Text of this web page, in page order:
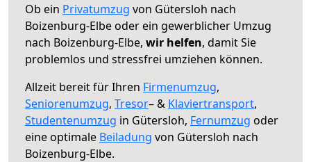
Ob ein Privatumzug von Gütersloh nach
Boizenburg-Elbe oder ein gewerblicher Umzug
nach Boizenburg-Elbe, wir helfen, damit Sie
problemlos und stressfrei umziehen können.
Allzeit bereit für Ihren Firmenumzug,
Seniorenumzug, Tresor– & Klaviertransport,
Studentenumzug in Gütersloh, Fernumzug oder
eine optimale Beiladung von Gütersloh nach
Boizenburg-Elbe.